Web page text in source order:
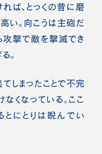
ば、とっくの昔に磨
い。向こうは主砲だ
攻撃で敵を撃滅でき
。
しまったことで不完
くなっている。ここ
にとりは睨んでい